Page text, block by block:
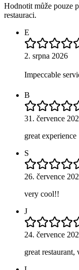
Hodnotit může pouze
restauraci.
E
2. srpna 2026
Impeccable
B
31. července
great experience
S
26. července
very cool!!
J
24. července
great